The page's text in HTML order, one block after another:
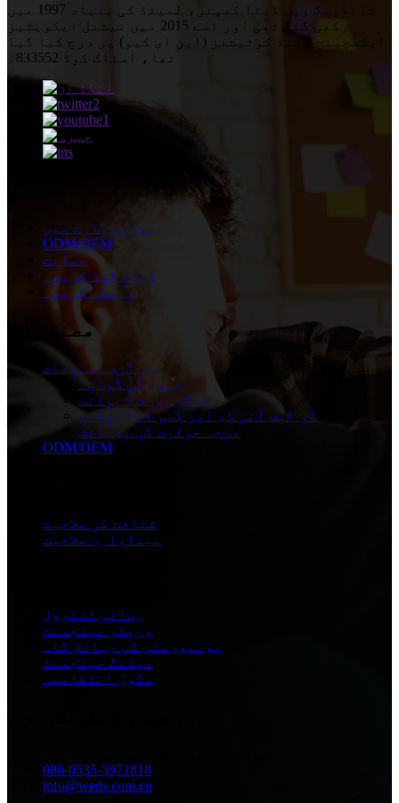
شانڈونگ ویل ڈیٹا کمپنی، لمیٹڈ کی بنیاد 1997 میں
رکھی گئی تھی اور اسے 2015 میں نیشنل ایکویٹیز
ایکسچینج اینڈ کوٹیشنز (این ای کیو) پر درج کیا گیا
تھا، اسٹاک کوڈ 833552۔
ہمارے بارے میں
ODM/OEM
حمایت
ڈاؤن لوڈ کریں۔
رابطہ کریں۔
مصنوعات
معیاری مصنوعات
چہرے کی گولی۔
فنگر پرنٹ ڈیوائس
آر ایف آئی ڈی اور کیو آر ڈیوائس
درجہ حرارت کی پیمائش
ODM/OEM
شناخت کی صلاحیت
پیداواری صلاحیت
رسائی کنٹرول
وزیٹر مینجمنٹ
یونیورسٹی کی رہائش گاہ
میٹنگ مینجمنٹ
سکول انتظامیہ
086-0535-3971818
info@weds.com.cn